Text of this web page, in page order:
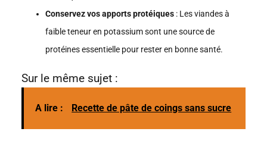
Conservez vos apports protéiques : Les viandes à
faible teneur en potassium sont une source de
protéines essentielle pour rester en bonne santé.
Sur le même sujet :
A lire : Recette de pâte de coings sans sucre